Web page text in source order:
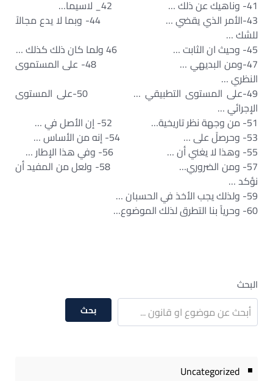
41- وناهيك عن ذلك … 42_ لاسيما…
43-الأمر الذي يقضي … 44- وبما لا يدع مجالاً
للشك …
45- وحيث ان الثابت … 46 ولما كان ذلك كذلك …
47-ومن البديهي … 48- على المستموى
النظري …
49-على المستوى التطبيقي … 50-على المستوى
الإجرائي …
51- من وجهة نظر تاريخية… 52- إن الأصل في …
53- وحرصلً على … 54- إنه من الأساس …
55- وهذا لا يغني أن … 56- وفي هذا الإطار …
57- ومن الضروري… 58- ولعل من المفيد أن
نؤكد …
59- ولذلك يجب الأخذ في الحسبان …
60- وحرياً بنا التطرق لذلك الموضوع…
البحث
بحث
Uncategorized